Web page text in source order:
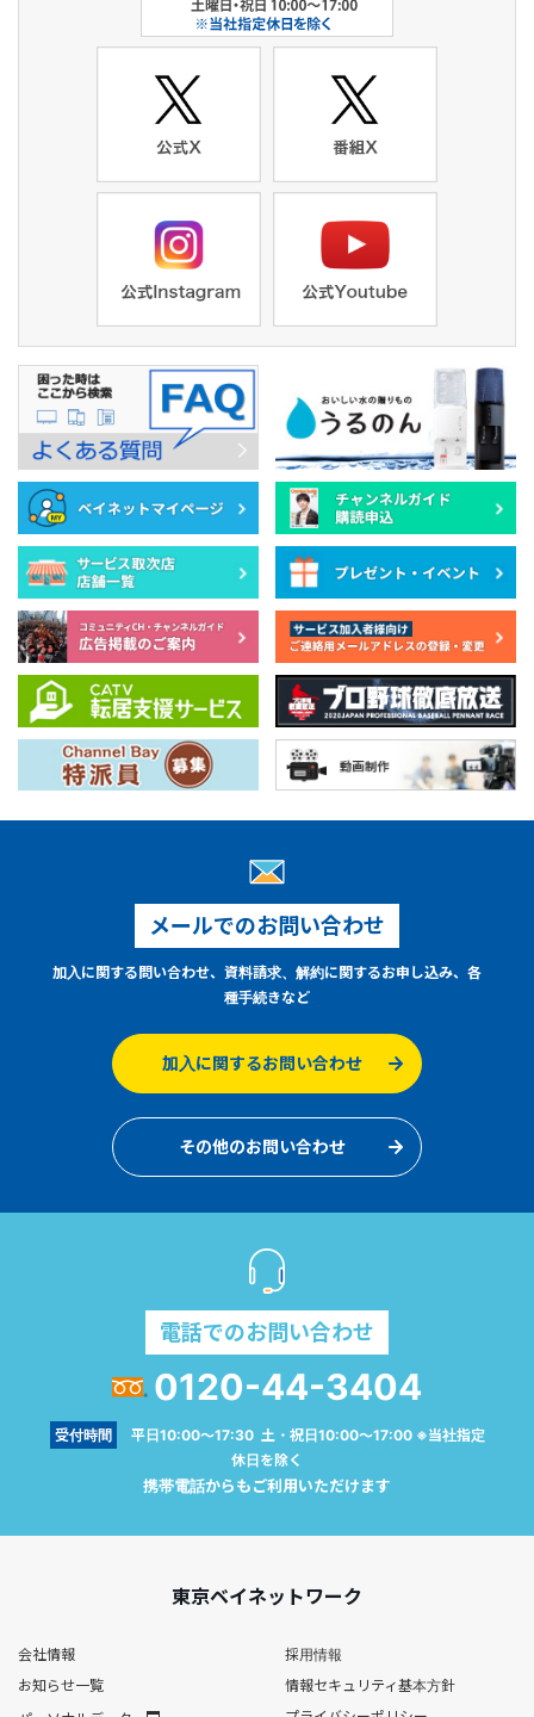
メールでのお問い合わせ
加入に関する問い合わせ、資料請求、解約に関するお申し込み、各
種手続きなど
加入に関するお問い合わせ
その他のお問い合わせ
電話でのお問い合わせ
0120-44-3404
受付時間
平日10:00～17:30 土・祝日10:00～17:00 ※当社指定
休日を除く
携帯電話からもご利用いただけます
東京ベイネットワーク
会社情報
採用情報
お知らせ一覧
情報セキュリティ基本方針